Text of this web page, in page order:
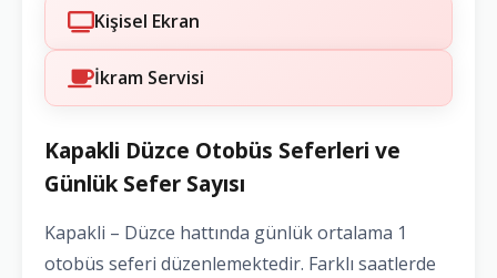
Kişisel Ekran
İkram Servisi
Kapakli Düzce Otobüs Seferleri ve
Günlük Sefer Sayısı
Kapakli – Düzce hattında günlük ortalama 1
otobüs seferi düzenlemektedir. Farklı saatlerde